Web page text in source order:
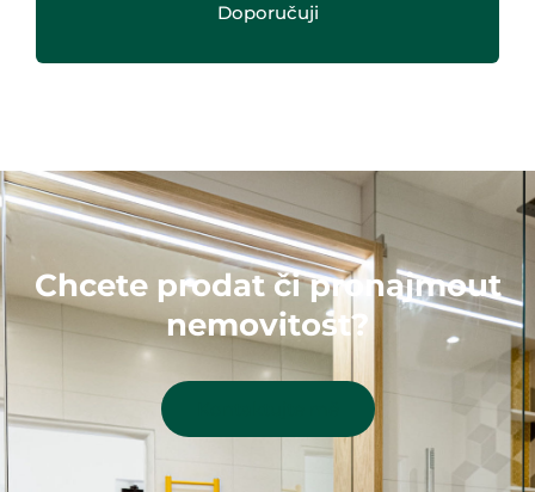
Doporučuji
Chcete prodat či pronajmout
nemovitost?